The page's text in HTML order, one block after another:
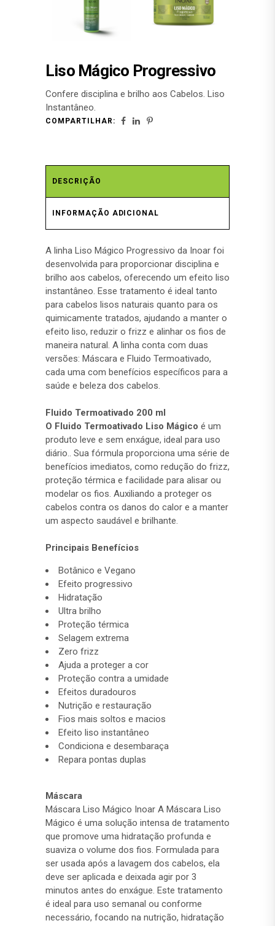
Liso Mágico Progressivo
Confere disciplina e brilho aos Cabelos. Liso
Instantâneo.
COMPARTILHAR:
DESCRIÇÃO
INFORMAÇÃO ADICIONAL
A linha Liso Mágico Progressivo da Inoar foi
desenvolvida para proporcionar disciplina e
brilho aos cabelos, oferecendo um efeito liso
instantâneo. Esse tratamento é ideal tanto
para cabelos lisos naturais quanto para os
quimicamente tratados, ajudando a manter o
efeito liso, reduzir o frizz e alinhar os fios de
maneira natural. A linha conta com duas
versões: Máscara e Fluido Termoativado,
cada uma com benefícios específicos para a
saúde e beleza dos cabelos.
Fluido Termoativado 200 ml
O Fluido Termoativado Liso Mágico é um
produto leve e sem enxágue, ideal para uso
diário.. Sua fórmula proporciona uma série de
benefícios imediatos, como redução do frizz,
proteção térmica e facilidade para alisar ou
modelar os fios. Auxiliando a proteger os
cabelos contra os danos do calor e a manter
um aspecto saudável e brilhante.
Principais Benefícios
Botânico e Vegano
Efeito progressivo
Hidratação
Ultra brilho
Proteção térmica
Selagem extrema
Zero frizz
Ajuda a proteger a cor
Proteção contra a umidade
Efeitos duradouros
Nutrição e restauração
Fios mais soltos e macios
Efeito liso instantâneo
Condiciona e desembaraça
Repara pontas duplas
Máscara
Máscara Liso Mágico Inoar A Máscara Liso
Mágico é uma solução intensa de tratamento
que promove uma hidratação profunda e
suaviza o volume dos fios. Formulada para
ser usada após a lavagem dos cabelos, ela
deve ser aplicada e deixada agir por 3
minutos antes do enxágue. Este tratamento
é ideal para uso semanal ou conforme
necessário, focando na nutrição, hidratação